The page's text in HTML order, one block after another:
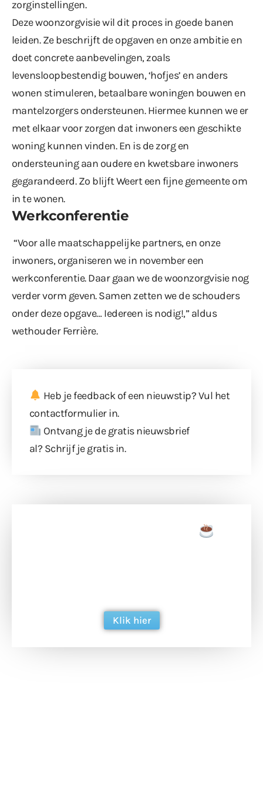
zorginstellingen.
Deze woonzorgvisie wil dit proces in goede banen
leiden. Ze beschrijft de opgaven en onze ambitie en
doet concrete aanbevelingen, zoals
levensloopbestendig bouwen, ‘hofjes’ en anders
wonen stimuleren, betaalbare woningen bouwen en
mantelzorgers ondersteunen. Hiermee kunnen we er
met elkaar voor zorgen dat inwoners een geschikte
woning kunnen vinden. En is de zorg en
ondersteuning aan oudere en kwetsbare inwoners
gegarandeerd. Zo blijft Weert een fijne gemeente om
in te wonen.
Werkconferentie
“Voor alle maatschappelijke partners, en onze
inwoners, organiseren we in november een
werkconferentie. Daar gaan we de woonzorgvisie nog
verder vorm geven. Samen zetten we de schouders
onder deze opgave… Iedereen is nodig!,” aldus
wethouder Ferrière.
Heb je feedback of een nieuwstip? Vul het
contactformulierin.
Ontvang je de gratis nieuwsbrief
al? Schrijf je gratis in.
Klik hier